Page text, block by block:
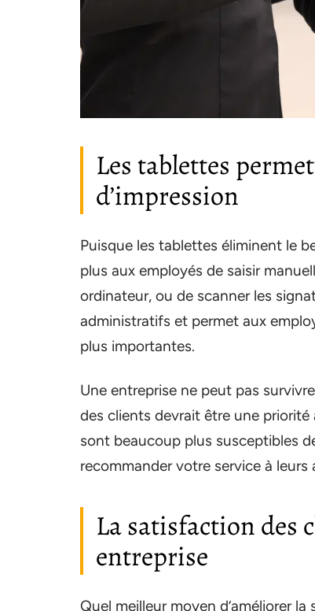
Les tablettes
d’impression
Puisque les tablettes éliminent le
plus aux employés de saisir
ordinateur, ou de scanner les
administratifs et permet aux
plus importantes.
Une entreprise ne peut pas
des clients devrait être une
sont beaucoup plus susceptibles
recommander votre service à leurs
La satisfaction des
entreprise
Quel meilleur moyen d’améliorer